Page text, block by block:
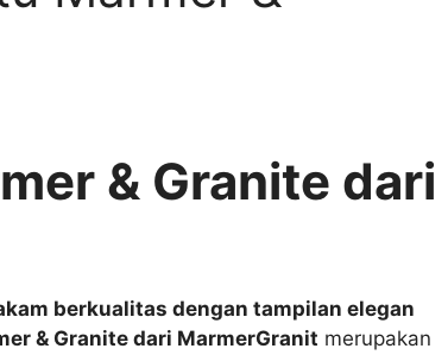
& Granite dari
berkualitas dengan tampilan elegan
& Granite dari MarmerGranit merupakan